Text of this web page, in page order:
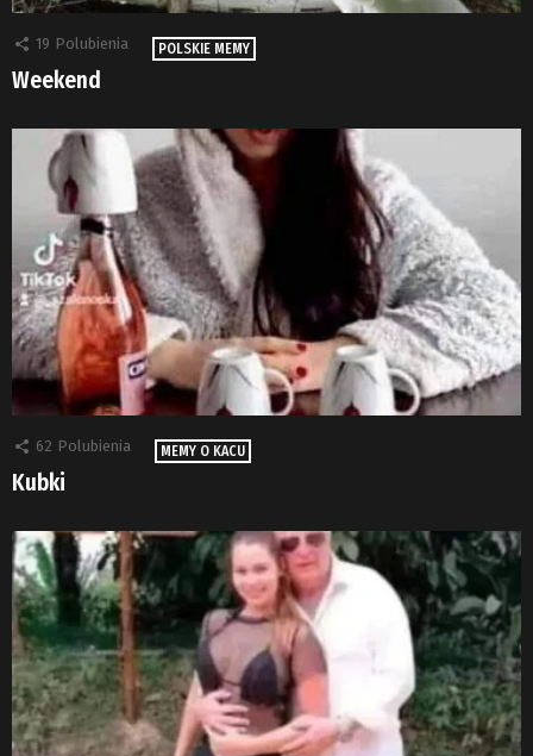
19 Polubienia POLSKIE MEMY
Weekend
62 Polubienia MEMY O KACU
Kubki